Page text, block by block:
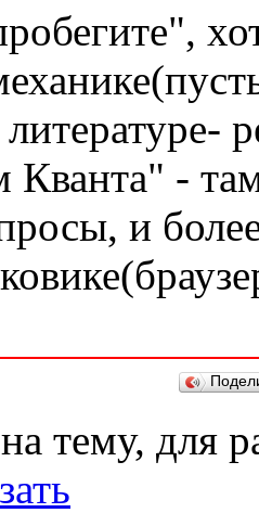
-
и
тему, для